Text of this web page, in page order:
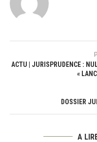
ACTU | JURISPRUDENCE :
«
DOSSIER
A